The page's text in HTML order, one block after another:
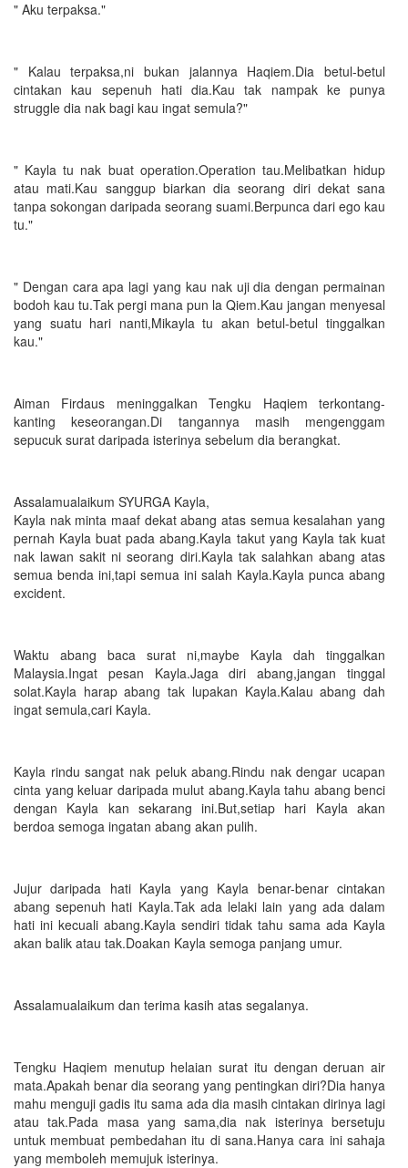
" Aku terpaksa."
" Kalau terpaksa,ni bukan jalannya Haqiem.Dia betul-betul
cintakan kau sepenuh hati dia.Kau tak nampak ke punya
struggle dia nak bagi kau ingat semula?"
" Kayla tu nak buat operation.Operation tau.Melibatkan hidup
atau mati.Kau sanggup biarkan dia seorang diri dekat sana
tanpa sokongan daripada seorang suami.Berpunca dari ego kau
tu."
" Dengan cara apa lagi yang kau nak uji dia dengan permainan
bodoh kau tu.Tak pergi mana pun la Qiem.Kau jangan menyesal
yang suatu hari nanti,Mikayla tu akan betul-betul tinggalkan
kau."
Aiman Firdaus meninggalkan Tengku Haqiem terkontang-
kanting keseorangan.Di tangannya masih mengenggam
sepucuk surat daripada isterinya sebelum dia berangkat.
Assalamualaikum SYURGA Kayla,
Kayla nak minta maaf dekat abang atas semua kesalahan yang
pernah Kayla buat pada abang.Kayla takut yang Kayla tak kuat
nak lawan sakit ni seorang diri.Kayla tak salahkan abang atas
semua benda ini,tapi semua ini salah Kayla.Kayla punca abang
excident.
Waktu abang baca surat ni,maybe Kayla dah tinggalkan
Malaysia.Ingat pesan Kayla.Jaga diri abang,jangan tinggal
solat.Kayla harap abang tak lupakan Kayla.Kalau abang dah
ingat semula,cari Kayla.
Kayla rindu sangat nak peluk abang.Rindu nak dengar ucapan
cinta yang keluar daripada mulut abang.Kayla tahu abang benci
dengan Kayla kan sekarang ini.But,setiap hari Kayla akan
berdoa semoga ingatan abang akan pulih.
Jujur daripada hati Kayla yang Kayla benar-benar cintakan
abang sepenuh hati Kayla.Tak ada lelaki lain yang ada dalam
hati ini kecuali abang.Kayla sendiri tidak tahu sama ada Kayla
akan balik atau tak.Doakan Kayla semoga panjang umur.
Assalamualaikum dan terima kasih atas segalanya.
Tengku Haqiem menutup helaian surat itu dengan deruan air
mata.Apakah benar dia seorang yang pentingkan diri?Dia hanya
mahu menguji gadis itu sama ada dia masih cintakan dirinya lagi
atau tak.Pada masa yang sama,dia nak isterinya bersetuju
untuk membuat pembedahan itu di sana.Hanya cara ini sahaja
yang memboleh memujuk isterinya.